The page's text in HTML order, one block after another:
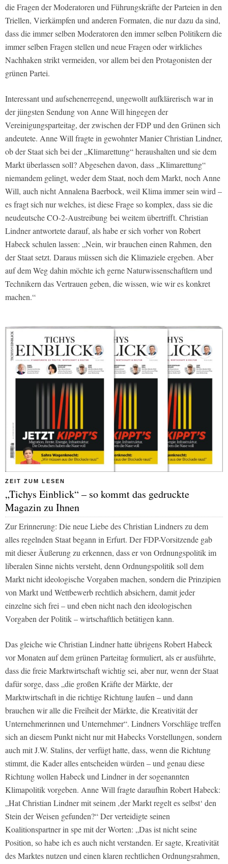
die Fragen der Moderatoren und Führungskräfte der Parteien in den
Triellen, Vierkämpfen und anderen Formaten, die nur dazu da sind,
dass die immer selben Moderatoren den immer selben Politikern die
immer selben Fragen stellen und neue Fragen oder wirkliches
Nachhaken strikt vermeiden, vor allem bei den Protagonisten der
grünen Partei.
Interessant und aufsehenerregend, ungewollt aufklärerisch war in
der jüngsten Sendung von Anne Will hingegen der
Vereinigungsparteitag, der zwischen der FDP und den Grünen sich
andeutete. Anne Will fragte in gewohnter Manier Christian Lindner,
ob der Staat sich bei der „Klimarettung“ heraushalten und sie dem
Markt überlassen soll? Abgesehen davon, dass „Klimarettung“
niemandem gelingt, weder dem Staat, noch dem Markt, noch Anne
Will, auch nicht Annalena Baerbock, weil Klima immer sein wird –
es fragt sich nur welches, ist diese Frage so komplex, dass sie die
neudeutsche CO-2-Austreibung bei weitem übertrifft. Christian
Lindner antwortete darauf, als habe er sich vorher von Robert
Habeck schulen lassen: „Nein, wir brauchen einen Rahmen, den
der Staat setzt. Daraus müssen sich die Klimaziele ergeben. Aber
auf dem Weg dahin möchte ich gerne Naturwissenschaftlern und
Technikern das Vertrauen geben, die wissen, wie wir es konkret
machen.“
ZEIT ZUM LESEN
„Tichys Einblick“ – so kommt das gedruckte
Magazin zu Ihnen
Zur Erinnerung: Die neue Liebe des Christian Lindners zu dem
alles regelnden Staat begann in Erfurt. Der FDP-Vorsitzende gab
mit dieser Äußerung zu erkennen, dass er von Ordnungspolitik im
liberalen Sinne nichts versteht, denn Ordnungspolitik soll dem
Markt nicht ideologische Vorgaben machen, sondern die Prinzipien
von Markt und Wettbewerb rechtlich absichern, damit jeder
einzelne sich frei – und eben nicht nach den ideologischen
Vorgaben der Politik – wirtschaftlich betätigen kann.
Das gleiche wie Christian Lindner hatte übrigens Robert Habeck
vor Monaten auf dem grünen Parteitag formuliert, als er ausführte,
dass die freie Marktwirtschaft wichtig sei, aber nur, wenn der Staat
dafür sorge, dass „die großen Kräfte der Märkte, der
Marktwirtschaft in die richtige Richtung laufen – und dann
brauchen wir alle die Freiheit der Märkte, die Kreativität der
Unternehmerinnen und Unternehmer“. Lindners Vorschläge treffen
sich an diesem Punkt nicht nur mit Habecks Vorstellungen, sondern
auch mit J.W. Stalins, der verfügt hatte, dass, wenn die Richtung
stimmt, die Kader alles entscheiden würden – und genau diese
Richtung wollen Habeck und Lindner in der sogenannten
Klimapolitik vorgeben. Anne Will fragte daraufhin Robert Habeck:
„Hat Christian Lindner mit seinem ‚der Markt regelt es selbst‘ den
Stein der Weisen gefunden?“ Der verteidigte seinen
Koalitionspartner in spe mit der Worten: „Das ist nicht seine
Position, so habe ich es auch nicht verstanden. Er sagte, Kreativität
des Marktes nutzen und einen klaren rechtlichen Ordnungsrahmen,